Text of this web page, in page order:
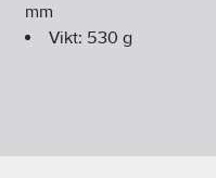
mm
Vikt: 530 g